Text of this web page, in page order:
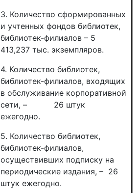
3. Количество сформированных
и учтенных фондов библиотек,
библиотек-филиалов – 5
413,237 тыс. экземпляров.
4. Количество библиотек,
библиотек-филиалов, входящих
в обслуживание корпоративной
сети, – 26 штук
ежегодно.
5. Количество библиотек,
библиотек-филиалов,
осуществивших подписку на
периодические издания, – 26
штук ежегодно.